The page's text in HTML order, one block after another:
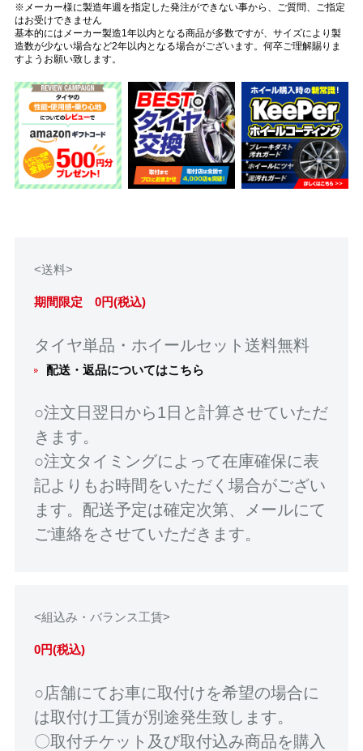
※メーカー様に製造年週を指定した発注ができない事から、ご質問、ご指定
はお受けできません
基本的にはメーカー製造1年以内となる商品が多数ですが、サイズにより製
造数が少ない場合など2年以内となる場合がございます。何卒ご理解賜りま
すようお願い致します。
<送料>
期間限定 0円(税込)
タイヤ単品・ホイールセット送料無料
配送・返品についてはこちら
○注文日翌日から1日と計算させていただ
きます。
○注文タイミングによって在庫確保に表
記よりもお時間をいただく場合がござい
ます。配送予定は確定次第、メールにて
ご連絡をさせていただきます。
<組込み・バランス工賃>
0円(税込)
○店舗にてお車に取付けを希望の場合に
は取付け工賃が別途発生致します。
〇取付チケット及び取付込み商品を購入